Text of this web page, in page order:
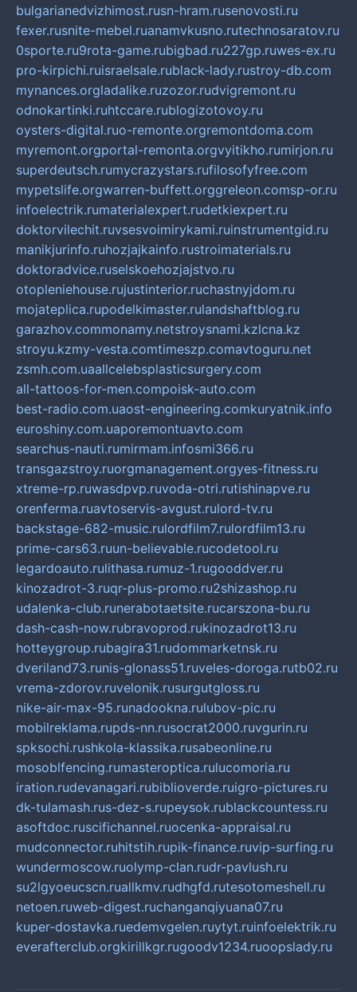
bulgarianedvizhimost.rusn-hram.rusenovosti.ru
fexer.rusnite-mebel.ruanamvkusno.rutechnosaratov.ru
0sporte.ru9rota-game.rubigbad.ru227gp.ruwes-ex.ru
pro-kirpichi.ruisraelsale.rublack-lady.rustroy-db.com
mynances.orgladalike.ruzozor.rudvigremont.ru
odnokartinki.ruhtccare.rublogizotovoy.ru
oysters-digital.ruo-remonte.orgremontdoma.com
myremont.orgportal-remonta.orgvyitikho.rumirjon.ru
superdeutsch.rumycrazystars.rufilosofyfree.com
mypetslife.orgwarren-buffett.orggreleon.comsp-or.ru
infoelectrik.rumaterialexpert.rudetkiexpert.ru
doktorvilechit.ruvsesvoimirykami.ruinstrumentgid.ru
manikjurinfo.ruhozjajkainfo.rustroimaterials.ru
doktoradvice.ruselskoehozjajstvo.ru
otopleniehouse.rujustinterior.ruchastnyjdom.ru
mojateplica.rupodelkimaster.rulandshaftblog.ru
garazhov.commonamy.netstroysnami.kzlcna.kz
stroyu.kzmy-vesta.comtimeszp.comavtoguru.net
zsmh.com.uaallcelebsplasticsurgery.com
all-tattoos-for-men.compoisk-auto.com
best-radio.com.uaost-engineering.comkuryatnik.info
euroshiny.com.uaporemontuavto.com
searchus-nauti.rumirmam.infosmi366.ru
transgazstroy.ruorgmanagement.orgyes-fitness.ru
xtreme-rp.ruwasdpvp.ruvoda-otri.rutishinapve.ru
orenferma.ruavtoservis-avgust.rulord-tv.ru
backstage-682-music.rulordfilm7.rulordfilm13.ru
prime-cars63.ruun-believable.rucodetool.ru
legardoauto.rulithasa.rumuz-1.rugooddver.ru
kinozadrot-3.ruqr-plus-promo.ru2shizashop.ru
udalenka-club.runerabotaetsite.rucarszona-bu.ru
dash-cash-now.rubravoprod.rukinozadrot13.ru
hotteygroup.rubagira31.rudommarketnsk.ru
dveriland73.runis-glonass51.ruveles-doroga.rutb02.ru
vrema-zdorov.ruvelonik.rusurgutgloss.ru
nike-air-max-95.runadookna.rulubov-pic.ru
mobilreklama.rupds-nn.rusocrat2000.ruvgurin.ru
spksochi.rushkola-klassika.rusabeonline.ru
mosoblfencing.rumasteroptica.rulucomoria.ru
iration.rudevanagari.rubiblioverde.ruigro-pictures.ru
dk-tulamash.rus-dez-s.rupeysok.rublackcountess.ru
asoftdoc.ruscifichannel.ruocenka-appraisal.ru
mudconnector.ruhitstih.rupik-finance.ruvip-surfing.ru
wundermoscow.ruolymp-clan.rudr-pavlush.ru
su2lgyoeucscn.ruallkmv.rudhgfd.rutesotomeshell.ru
netoen.ruweb-digest.ruchanganqiyuana07.ru
kuper-dostavka.ruedemvgelen.ruytyt.ruinfoelektrik.ru
everafterclub.orgkirillkgr.rugoodv1234.ruoopslady.ru